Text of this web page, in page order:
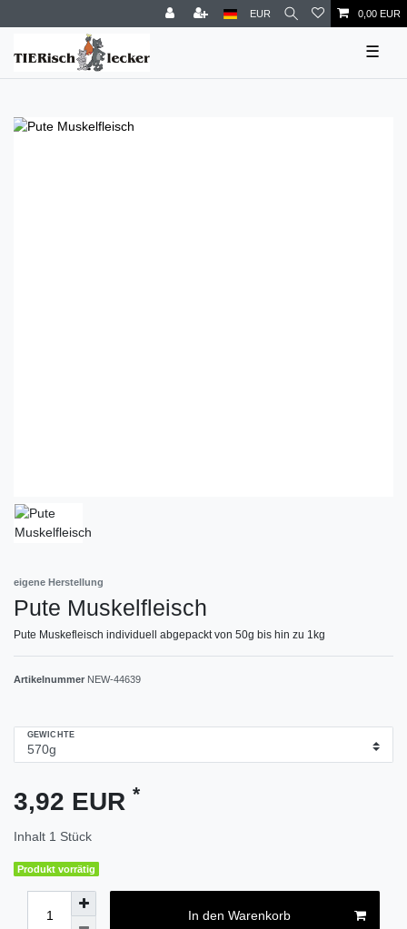
EUR 0,00 EUR
☰
eigene Herstellung
Pute Muskelfleisch
Pute Muskefleisch individuell abgepackt von 50g bis hin zu 1kg
Artikelnummer NEW-44639
GEWICHTE
3,92 EUR *
Inhalt 1 Stück
Produkt vorrätig
In den Warenkorb